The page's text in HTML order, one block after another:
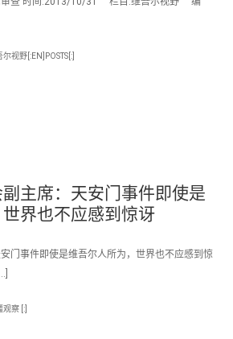
尔视野[:EN]POSTS[:]
主席：天安门事件即使是
界也不应感到惊讶
门事件即使是维吾尔人所为，世界也不应感到惊
观察 [:]